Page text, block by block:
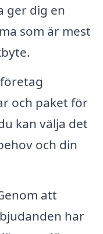
ger dig en
som är mest
och paket för
kan välja det
och din
att
har